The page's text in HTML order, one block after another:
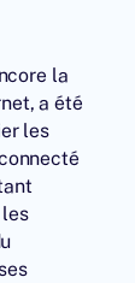
la
a été
les